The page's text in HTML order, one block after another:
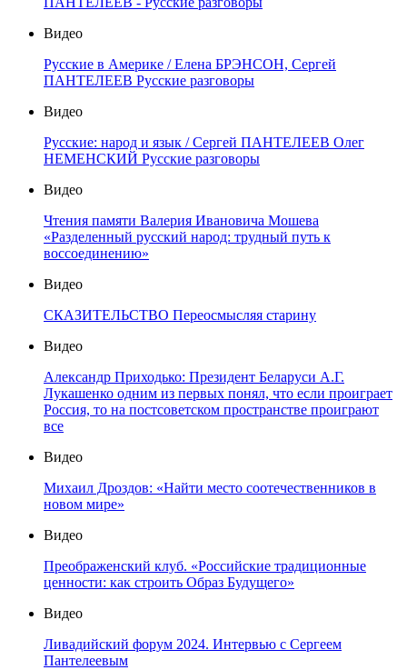
Видео
Русские в Америке / Елена БРЭНСОН, Сергей
ПАНТЕЛЕЕВ Русские разговоры
Видео
Русские: народ и язык / Сергей ПАНТЕЛЕЕВ Олег
НЕМЕНСКИЙ Русские разговоры
Видео
Чтения памяти Валерия Ивановича Мошева
«Разделенный русский народ: трудный путь к
воссоединению»
Видео
СКАЗИТЕЛЬСТВО Переосмысляя старину
Видео
Александр Приходько: Президент Беларуси А.Г.
Лукашенко одним из первых понял, что если проиграет
Россия, то на постсоветском пространстве проиграют
все
Видео
Михаил Дроздов: «Найти место соотечественников в
новом мире»
Видео
Преображенский клуб. «Российские традиционные
ценности: как строить Образ Будущего»
Видео
Ливадийский форум 2024. Интервью с Сергеем
Пантелеевым